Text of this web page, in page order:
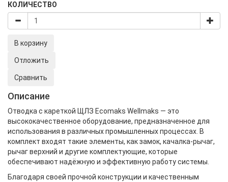
КОЛИЧЕСТВО
В корзину
Отложить
Сравнить
Описание
Отводка с кареткой ЩЛЗ Ecomaks Wellmaks — это
высококачественное оборудование, предназначенное для
использования в различных промышленных процессах. В
комплект входят такие элементы, как замок, качалка-рычаг,
рычаг верхний и другие комплектующие, которые
обеспечивают надёжную и эффективную работу системы.
Благодаря своей прочной конструкции и качественным